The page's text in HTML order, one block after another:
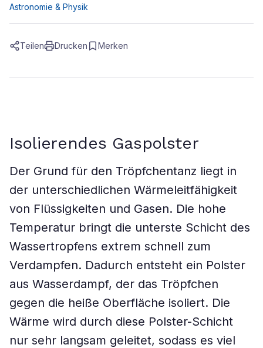
Astronomie & Physik
Teilen Drucken Merken
Isolierendes Gaspolster
Der Grund für den Tröpfchentanz liegt in
der unterschiedlichen Wärmeleitfähigkeit
von Flüssigkeiten und Gasen. Die hohe
Temperatur bringt die unterste Schicht des
Wassertropfens extrem schnell zum
Verdampfen. Dadurch entsteht ein Polster
aus Wasserdampf, der das Tröpfchen
gegen die heiße Oberfläche isoliert. Die
Wärme wird durch diese Polster-Schicht
nur sehr langsam geleitet, sodass es viel